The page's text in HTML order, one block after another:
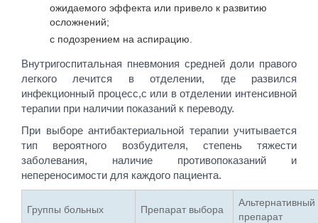
ожидаемого эффекта или привело к развитию
осложнений;
с подозрением на аспирацию.
Внутригоспитальная пневмония средней доли правого
легкого лечится в отделении, где развился
инфекционный процесс,с или в отделении интенсивной
терапии при наличии показаний к переводу.
При выборе антибактериальной терапии учитывается
тип вероятного возбудителя, степень тяжести
заболевания, наличие противопоказаний и
непереносимости для каждого пациента.
Группы больных Препарат выбора
Альтернативный
препарат